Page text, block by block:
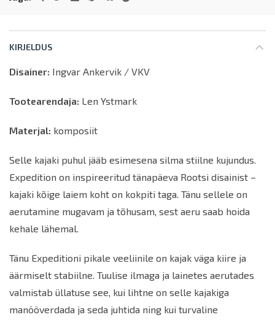
KIRJELDUS
Disainer: Ingvar Ankervik / VKV
Tootearendaja: Len Ystmark
Materjal: komposiit
Selle kajaki puhul jääb esimesena silma stiilne kujundus.
Expedition on inspireeritud tänapäeva Rootsi disainist –
kajaki kõige laiem koht on kokpiti taga. Tänu sellele on
aerutamine mugavam ja tõhusam, sest aeru saab hoida
kehale lähemal.
Tänu Expeditioni pikale veeliinile on kajak väga kiire ja
äärmiselt stabiilne. Tuulise ilmaga ja lainetes aerutades
valmistab üllatuse see, kui lihtne on selle kajakiga
manööverdada ja seda juhtida ning kui turvaline